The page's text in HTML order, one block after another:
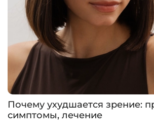
Почему ухудшается зрение:
симптомы, лечение